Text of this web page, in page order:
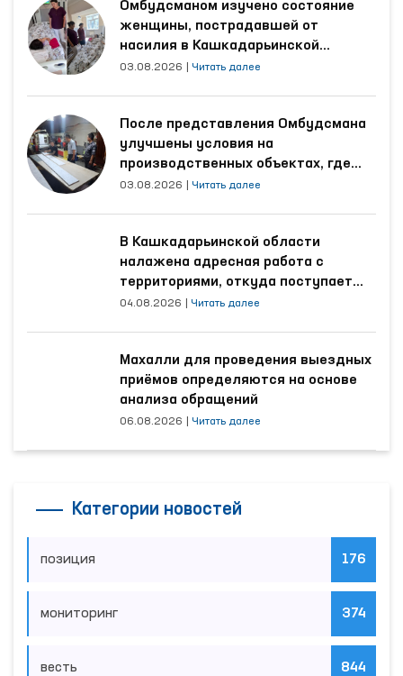
Омбудсманом изучено состояние
женщины, пострадавшей от
насилия в Кашкадарьинской
области
03.08.2026 Читать далее
После представления Омбудсмана
улучшены условия на
производственных объектах, где
трудятся осуждённые
03.08.2026 Читать далее
В Кашкадарьинской области
налажена адресная работа с
территориями, откуда поступает
наибольшее количество обращений
04.08.2026 Читать далее
Махалли для проведения выездных
приёмов определяются на основе
анализа обращений
06.08.2026 Читать далее
Категории новостей
позиция 176
мониторинг 374
весть 844